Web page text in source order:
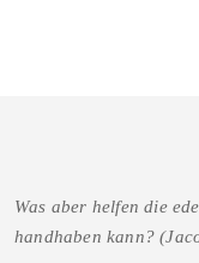
Was aber helfen die
handhaben kann?